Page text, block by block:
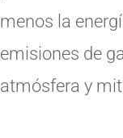
menos la
emisiones de
atmósfera y